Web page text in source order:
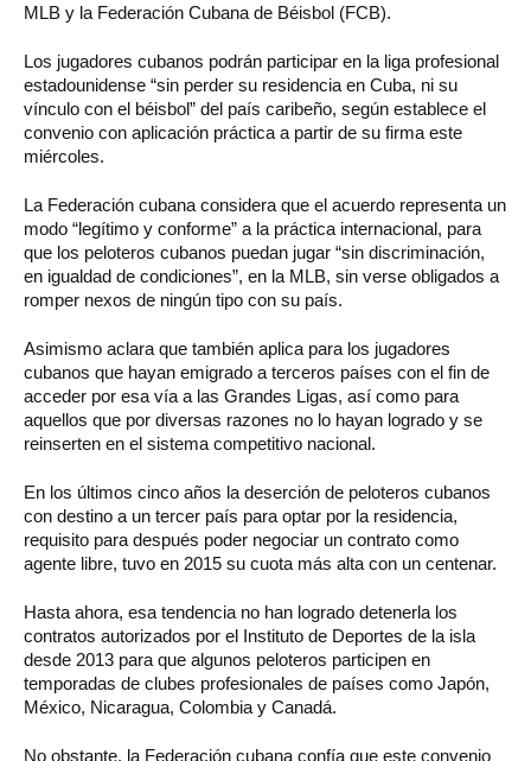
MLB y la Federación Cubana de Béisbol (FCB).
Los jugadores cubanos podrán participar en la liga profesional
estadounidense “sin perder su residencia en Cuba, ni su
vínculo con el béisbol” del país caribeño, según establece el
convenio con aplicación práctica a partir de su firma este
miércoles.
La Federación cubana considera que el acuerdo representa un
modo “legítimo y conforme” a la práctica internacional, para
que los peloteros cubanos puedan jugar “sin discriminación,
en igualdad de condiciones”, en la MLB, sin verse obligados a
romper nexos de ningún tipo con su país.
Asimismo aclara que también aplica para los jugadores
cubanos que hayan emigrado a terceros países con el fin de
acceder por esa vía a las Grandes Ligas, así como para
aquellos que por diversas razones no lo hayan logrado y se
reinserten en el sistema competitivo nacional.
En los últimos cinco años la deserción de peloteros cubanos
con destino a un tercer país para optar por la residencia,
requisito para después poder negociar un contrato como
agente libre, tuvo en 2015 su cuota más alta con un centenar.
Hasta ahora, esa tendencia no han logrado detenerla los
contratos autorizados por el Instituto de Deportes de la isla
desde 2013 para que algunos peloteros participen en
temporadas de clubes profesionales de países como Japón,
México, Nicaragua, Colombia y Canadá.
No obstante, la Federación cubana confía que este convenio